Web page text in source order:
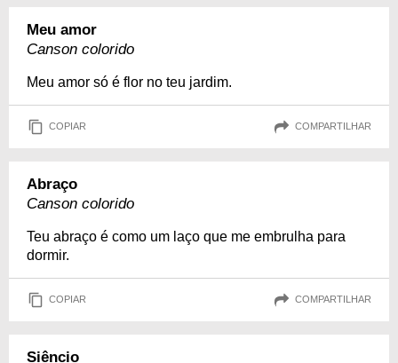
Meu amor
Canson colorido
Meu amor só é flor no teu jardim.
COPIAR COMPARTILHAR
Abraço
Canson colorido
Teu abraço é como um laço que me embrulha para
dormir.
COPIAR COMPARTILHAR
Siêncio